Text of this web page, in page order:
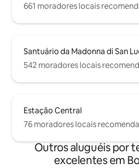
661 moradores locais
Santuário da Madonna di San
542 moradores locais
Estação Central
76 moradores locais
Outros aluguéis por
excelentes em